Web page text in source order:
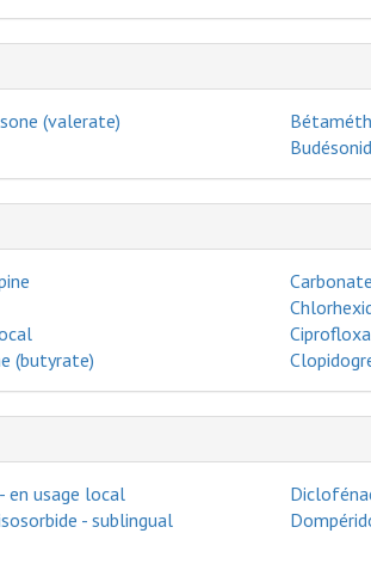
(valerate)
(butyrate)
en usage local
- sublingual